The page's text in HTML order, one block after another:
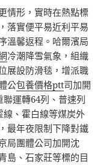
情形，實時在熱點標
落實便平易近利平易
溫馨返程。哈爾濱局
冷潮降雪氣象，組織
展設防滑毯，增派職
公包養價格ptt司加開
運轉64列、普速列
線、霍白線等煤炭外
最年夜限制下降對鐵
局團體公司加開沈
島、石家莊等標的目